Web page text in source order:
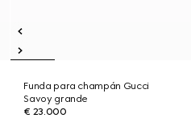
Funda para champán Gucci
Savoy grande
€ 23.000